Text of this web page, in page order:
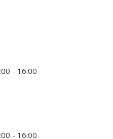
- 16:00
- 16:00